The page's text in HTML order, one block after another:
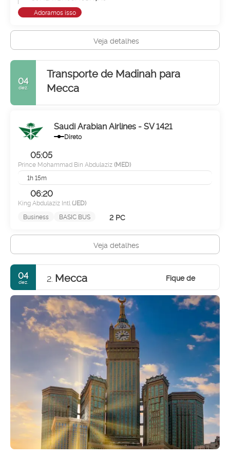
Adoramos isso
Veja detalhes
04
dez.
Transporte de Madinah para
Mecca
Saudi Arabian Airlines - SV 1421
Direto
05:05
Prince Mohammad Bin Abdulaziz(MED)
1h 15m
06:20
King Abdulaziz Intl (JED)
Business
BASIC BUS 2 PC
Veja detalhes
04
dez. 2. Mecca Fique de